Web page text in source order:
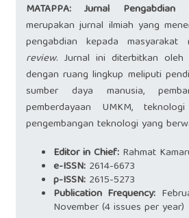
MATAPPA: Jurnal Pengabdian
merupakan jurnal ilmiah yang
pengabdian kepada
review. Jurnal ini diterbitkan oleh
dengan ruang lingkup meliputi
sumber daya manusia,
pemberdayaan UMKM,
pengembangan teknologi yang
Editor in Chief:Rahmat
e-ISSN: 2614-6673
p-ISSN:2615-5273
Publication Frequency:
November (4 issues per year)